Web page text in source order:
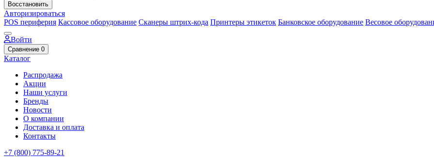
Восстановить
Авторизироваться
POS периферия Кассовое оборудование Сканеры штрих-кода Принтеры этикеток Банковское оборудование Весовое
Войти
Сравнение 0
Каталог
Распродажа
Акции
Наши услуги
Бренды
Новости
О компании
Доставка и оплата
Контакты
+7 (800) 775-89-21